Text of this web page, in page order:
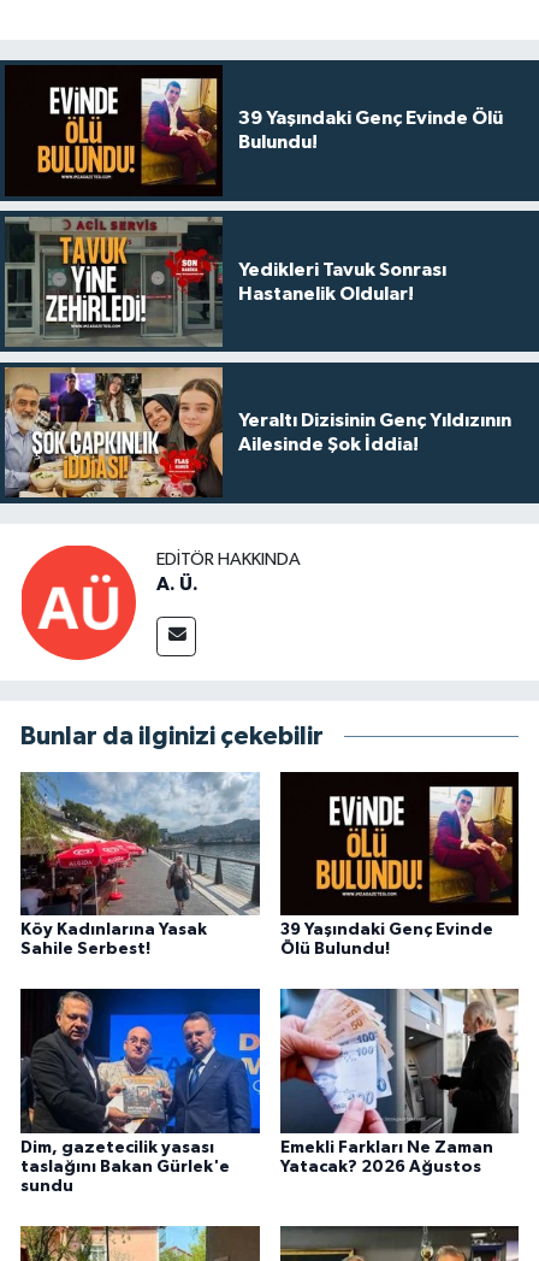
39 Yaşındaki Genç Evinde Ölü
Bulundu!
Yedikleri Tavuk Sonrası
Hastanelik Oldular!
Yeraltı Dizisinin Genç Yıldızının
Ailesinde Şok İddia!
EDITÖR HAKKINDA
A. Ü.
Bunlar da ilginizi çekebilir
Köy Kadınlarına Yasak
Sahile Serbest!
39 Yaşındaki Genç Evinde
Ölü Bulundu!
Dim, gazetecilik yasası
taslağını Bakan Gürlek'e
sundu
Emekli Farkları Ne Zaman
Yatacak? 2026 Ağustos